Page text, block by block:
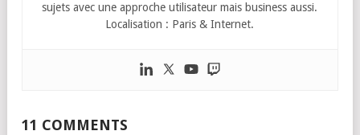
sujets avec une approche utilisateur mais business aussi.
Localisation : Paris & Internet.
11 COMMENTS